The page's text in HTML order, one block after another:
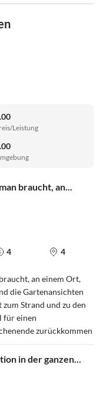
Leistung
braucht, an...
4 4
an einem Ort,
die Gartenansichten
Strand und zu den
für einen
zurückkommen
in der ganzen...